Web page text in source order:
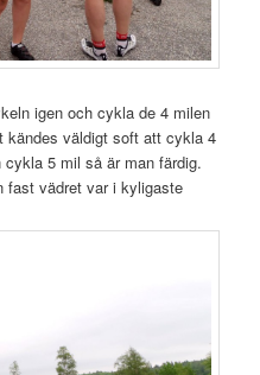
igen och cykla de 4 milen
kändes väldigt soft att cykla 4
5 mil så är man färdig.
fast vädret var i kyligaste